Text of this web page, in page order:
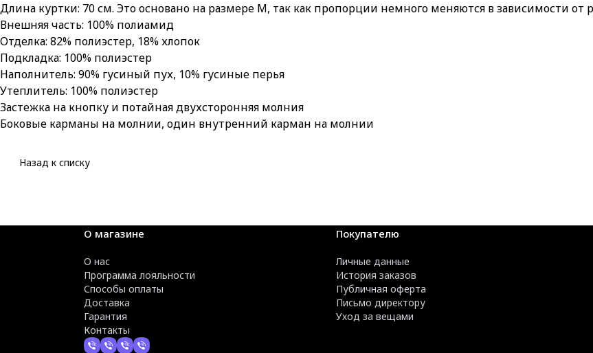
Длина куртки: 70 см. Это основано на размере M, так как пропорции немного меняются в зависимости от
Внешняя часть: 100% полиамид
Отделка: 82% полиэстер, 18% хлопок
Подкладка: 100% полиэстер
Наполнитель: 90% гусиный пух, 10% гусиные перья
Утеплитель: 100% полиэстер
Застежка на кнопку и потайная двухсторонняя молния
Боковые карманы на молнии, один внутренний карман на молнии
Назад к списку
О магазине
О нас
Программа лояльности
Способы оплаты
Доставка
Гарантия
Контакты
Покупателю
Личные данные
История заказов
Публичная оферта
Письмо директору
Уход за вещами